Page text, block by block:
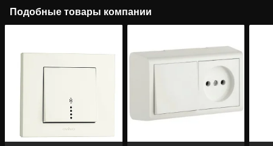
Подобные товары компании